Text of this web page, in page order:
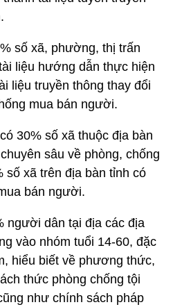
số xã, phường, thị trấn
liệu hướng dẫn thực hiện
liệu truyền thông thay đổi
mua bán người.
30% số xã thuộc địa bàn
sâu về phòng, chống
số xã trên địa bàn tỉnh có
bán người.
người dân tại địa các địa
vào nhóm tuổi 14-60, đặc
hiểu biết về phương thức,
thức phòng chống tội
như chính sách pháp